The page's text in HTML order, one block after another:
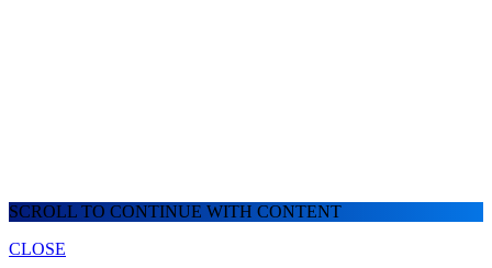
SCROLL TO CONTINUE WITH CONTENT
CLOSE